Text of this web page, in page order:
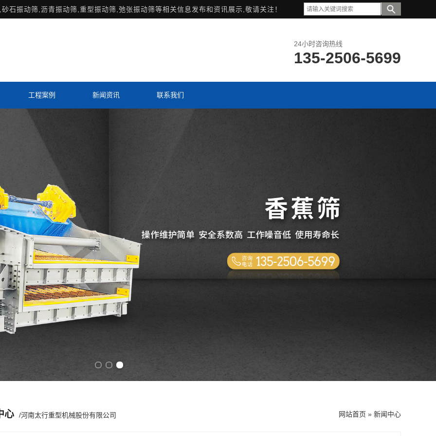
,砂石振动筛,沥青振动筛,重型振动筛,弛张振动筛等相关信息发布和资讯展示,敬请关注！
24小时咨询热线
135-2506-5699
工程案例 新闻资讯 联系我们
心 /河南太行重型机械股份有限公司 网站首页 » 新闻中心